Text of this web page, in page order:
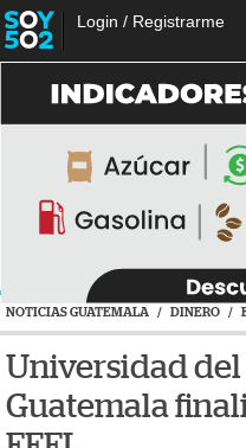
Login / Registrarme
NOTICIAS GUATEMALA / DINERO /
Universidad del
Guatemala